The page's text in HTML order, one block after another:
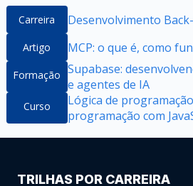
Carreira Desenvolvimento
Artigo MCP: o que é, como
Formação Supabase:
e agentes de IA
Curso
Lógica de
programação com
TRILHAS POR CARREIRA